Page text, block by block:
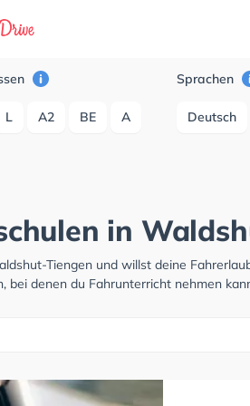
L A2 BE A
Sprachen
Deutsch
in
Tiengen und willst deine
bei denen du Fahrunterricht nehmen